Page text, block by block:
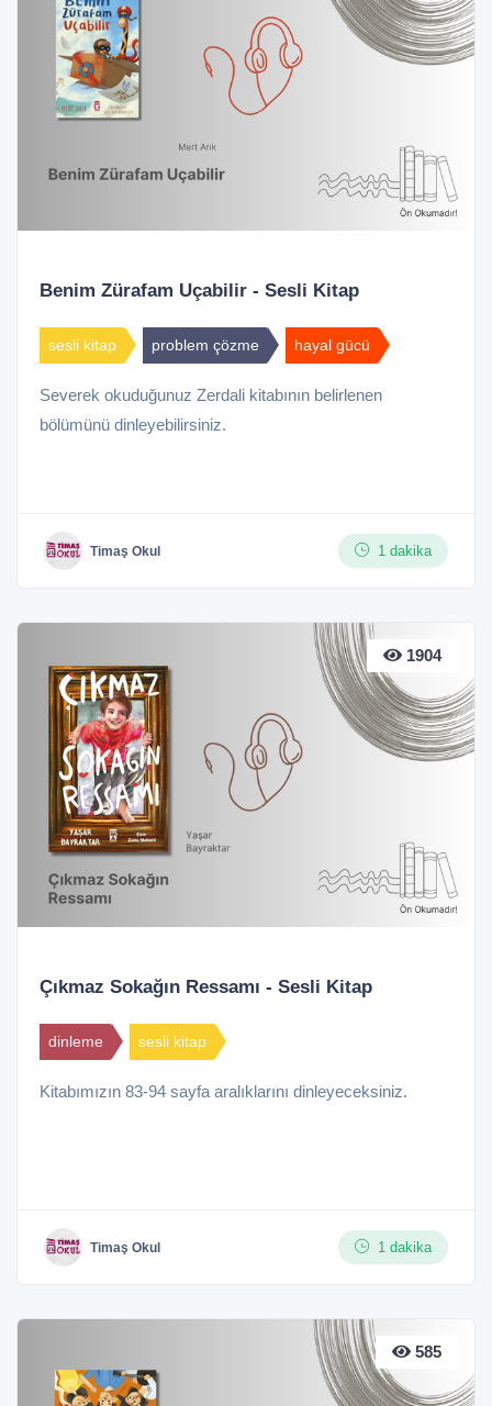
Benim Zürafam Uçabilir - Sesli Kitap
sesli kitap problem çözme hayal gücü
Severek okuduğunuz Zerdali kitabının belirlenen
bölümünü dinleyebilirsiniz.
Timaş Okul 1 dakika
1904
Çıkmaz Sokağın Ressamı - Sesli Kitap
dinleme sesli kitap
Kitabımızın 83-94 sayfa aralıklarını dinleyeceksiniz.
Timaş Okul 1 dakika
585